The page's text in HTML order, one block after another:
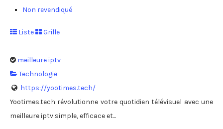
Non revendiqué
Liste Grille
meilleure iptv
Technologie
https://yootimes.tech/
Yootimes.tech révolutionne votre quotidien télévisuel avec une
meilleure iptv simple, efficace et...